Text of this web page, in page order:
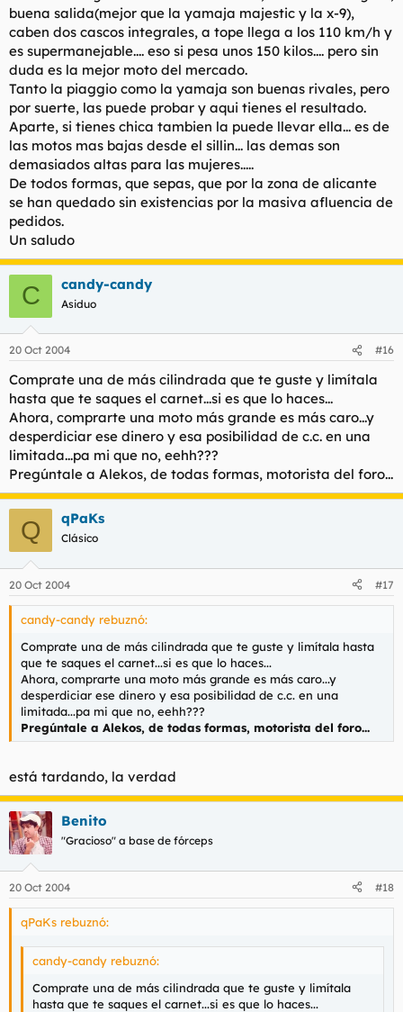
buena salida(mejor que la yamaja majestic y la x-9),
caben dos cascos integrales, a tope llega a los 110 km/h y
es supermanejable.... eso si pesa unos 150 kilos.... pero sin
duda es la mejor moto del mercado.
Tanto la piaggio como la yamaja son buenas rivales, pero
por suerte, las puede probar y aqui tienes el resultado.
Aparte, si tienes chica tambien la puede llevar ella... es de
las motos mas bajas desde el sillin... las demas son
demasiados altas para las mujeres.....
De todos formas, que sepas, que por la zona de alicante
se han quedado sin existencias por la masiva afluencia de
pedidos.
Un saludo
C candy-candy
Asiduo
20 Oct 2004 #16
Comprate una de más cilindrada que te guste y limítala
hasta que te saques el carnet...si es que lo haces...
Ahora, comprarte una moto más grande es más caro...y
desperdiciar ese dinero y esa posibilidad de c.c. en una
limitada...pa mi que no, eehh???
Pregúntale a Alekos, de todas formas, motorista del foro...
Q qPaKs
Clásico
20 Oct 2004 #17
candy-candy rebuznó:
Comprate una de más cilindrada que te guste y limítala hasta
que te saques el carnet...si es que lo haces...
Ahora, comprarte una moto más grande es más caro...y
desperdiciar ese dinero y esa posibilidad de c.c. en una
limitada...pa mi que no, eehh???
Pregúntale a Alekos, de todas formas, motorista del foro...
está tardando, la verdad
Benito
"Gracioso" a base de fórceps
20 Oct 2004 #18
qPaKs rebuznó:
candy-candy rebuznó:
Comprate una de más cilindrada que te guste y limítala
hasta que te saques el carnet...si es que lo haces...